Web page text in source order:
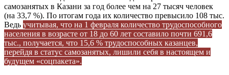
самозанятых в Казани за год более чем на 27 тысяч человек
(на 33,7 %). По итогам года их количество превысило 108 тыс.
Ведь учитывая, что на 1 февраля количество трудоспособного
населения в возрасте от 18 до 60 лет составило почти 691,6
тыс., получается, что 15,6 % трудоспособных казанцев,
перейдя в статус самозанятых, лишили себя в настоящем и
будущем «соцпакета».